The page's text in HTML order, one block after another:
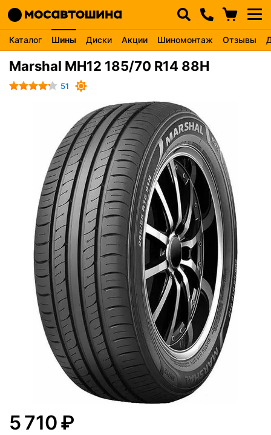
Каталог Шины Диски Акции Шиномонтаж Отзывы
Marshal MH12 185/70 R14 88H
51
5 710₽